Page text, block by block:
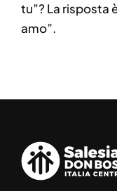
tu”? La risposta
amo”.